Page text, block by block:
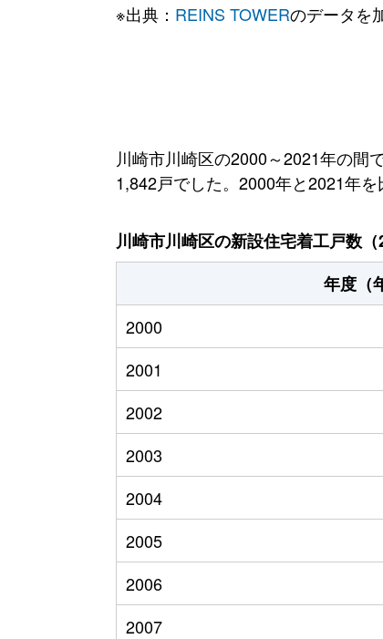
※出典： REINS TOWERのデータを
川崎市川崎区の2000～2021年の間
1,842戸でした。2000年と2021年を
川崎市川崎区の新設住宅着工戸数（
年度（
2000
2001
2002
2003
2004
2005
2006
2007